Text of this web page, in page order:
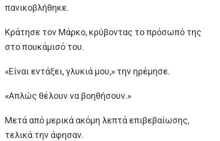
πανικοβλήθηκε.
Κράτησε τον Μάρκο, κρύβοντας το πρόσωπό της
στο πουκάμισό του.
«Είναι εντάξει, γλυκιά μου,» την ηρέμησε.
«Απλώς θέλουν να βοηθήσουν.»
Μετά από μερικά ακόμη λεπτά επιβεβαίωσης,
τελικά την άφησαν.